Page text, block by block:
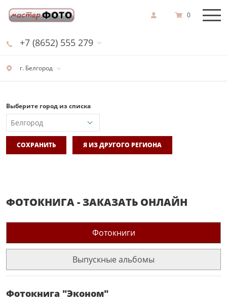
г. Белгород
+7 (8652) 555 279
0
Выберите город из списка
СОХРАНИТЬ Я ИЗ ДРУГОГО РЕГИОНА
ФОТОКНИГА - ЗАКАЗАТЬ ОНЛАЙН
Фотокниги
Выпускные альбомы
Фотокнига "Эконом"